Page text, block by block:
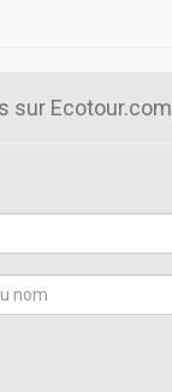
sur Ecotour.com